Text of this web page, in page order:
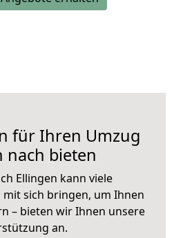
für Ihren Umzug
nach bieten
Ellingen kann viele
sich bringen, um Ihnen
– bieten wir Ihnen unsere
an.